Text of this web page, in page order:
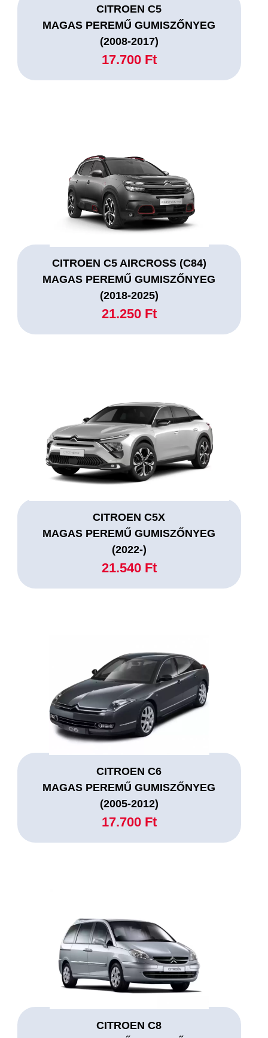
CITROEN C5
MAGAS PEREMŰ GUMISZŐNYEG
(2008-2017)
17.700 Ft
CITROEN C5 AIRCROSS (C84)
MAGAS PEREMŰ GUMISZŐNYEG
(2018-2025)
21.250 Ft
CITROEN C5X
MAGAS PEREMŰ GUMISZŐNYEG
(2022-)
21.540 Ft
CITROEN C6
MAGAS PEREMŰ GUMISZŐNYEG
(2005-2012)
17.700 Ft
CITROEN C8